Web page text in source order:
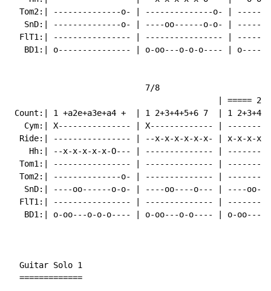
Tom2:| --------------o- | --------------o- |
SnD:| --------------o- | ----oo------o-o- |
FlT1:| ---------------- | ---------------- |
BD1:| o--------------- | o-oo---o-o-o---- |
7/8
| ===== 2x
Count:| 1 +a2e+a3e+a4 +  | 1 2+3+4+5+6 7  | 1
Cym:| X--------------- | X------------- |
Ride:| ---------------- | --x-x-x-x-x-x- | x-x-x-x-
Hh:| --x-x-x-x-x-O--- | -------------- |
Tom1:| ---------------- | -------------- |
Tom2:| --------------o- | -------------- |
SnD:| ----oo------o-o- | ----oo----o--- | ----
FlT1:| ---------------- | -------------- |
BD1:| o-oo---o-o-o---- | o-oo---o-o---- | o-oo---
  Guitar Solo 1
  =============